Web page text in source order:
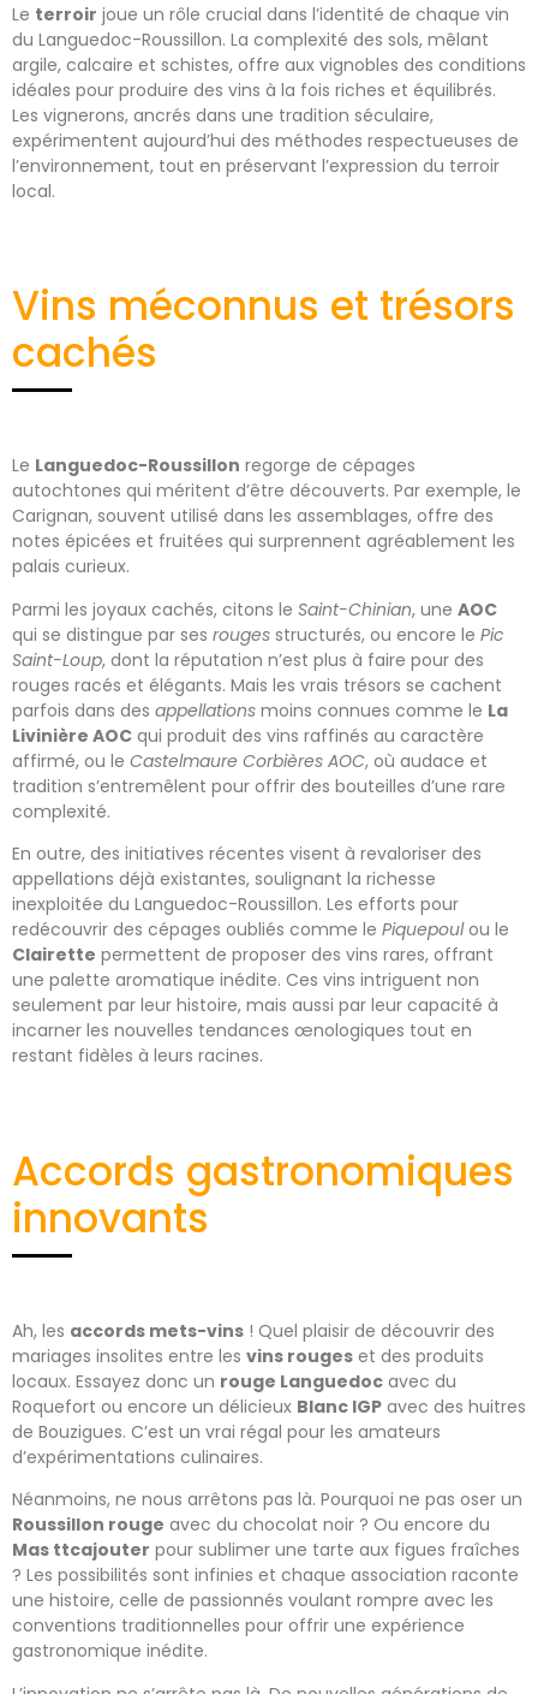
Le terroir joue un rôle crucial dans l’identité de chaque vin
du Languedoc-Roussillon. La complexité des sols, mêlant
argile, calcaire et schistes, offre aux vignobles des conditions
idéales pour produire des vins à la fois riches et équilibrés.
Les vignerons, ancrés dans une tradition séculaire,
expérimentent aujourd’hui des méthodes respectueuses de
l’environnement, tout en préservant l’expression du terroir
local.
Vins méconnus et trésors
cachés
Le Languedoc-Roussillon regorge de cépages
autochtones qui méritent d’être découverts. Par exemple, le
Carignan, souvent utilisé dans les assemblages, offre des
notes épicées et fruitées qui surprennent agréablement les
palais curieux.
Parmi les joyaux cachés, citons le Saint-Chinian, une AOC
qui se distingue par ses rouges structurés, ou encore le Pic
Saint-Loup, dont la réputation n’est plus à faire pour des
rouges racés et élégants. Mais les vrais trésors se cachent
parfois dans des appellations moins connues comme le La
Livinière AOC qui produit des vins raffinés au caractère
affirmé, ou le Castelmaure Corbières AOC, où audace et
tradition s’entremêlent pour offrir des bouteilles d’une rare
complexité.
En outre, des initiatives récentes visent à revaloriser des
appellations déjà existantes, soulignant la richesse
inexploitée du Languedoc-Roussillon. Les efforts pour
redécouvrir des cépages oubliés comme le Piquepoulou le
Clairette permettent de proposer des vins rares, offrant
une palette aromatique inédite. Ces vins intriguent non
seulement par leur histoire, mais aussi par leur capacité à
incarner les nouvelles tendances œnologiques tout en
restant fidèles à leurs racines.
Accords gastronomiques
innovants
Ah, les accords mets-vins ! Quel plaisir de découvrir des
mariages insolites entre les vins rouges et des produits
locaux. Essayez donc un rouge Languedoc avec du
Roquefort ou encore un délicieux Blanc IGP avec des huitres
de Bouzigues. C’est un vrai régal pour les amateurs
d’expérimentations culinaires.
Néanmoins, ne nous arrêtons pas là. Pourquoi ne pas oser un
Roussillon rouge avec du chocolat noir ? Ou encore du
Mas ttcajouter pour sublimer une tarte aux figues fraîches
? Les possibilités sont infinies et chaque association raconte
une histoire, celle de passionnés voulant rompre avec les
conventions traditionnelles pour offrir une expérience
gastronomique inédite.